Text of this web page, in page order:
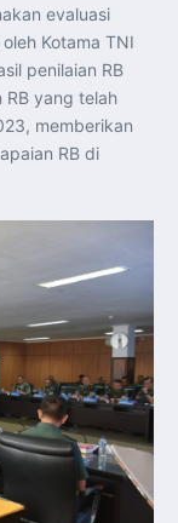
2026, Tekankan
Bekal
yang
Perkuat
Strategis
ASEAN–Korea
Ekonomi,
Kawasan lewat
Ekonomi
Perkuat
Makan Bergizi
evaluasi
Kotama TNI
penilaian RB
RB yang telah
memberikan
RB di